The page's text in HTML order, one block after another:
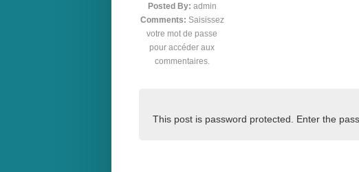
Posted By: admin
Comments: Saisissez
votre mot de passe
pour accéder aux
commentaires.
This post is password protected. Enter the